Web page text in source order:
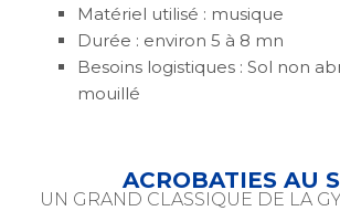
Matériel utilisé : musique
Durée : environ 5 à 8 mn
Besoins logistiques : Sol non
mouillé
ACROBATIES AU
UN GRAND CLASSIQUE DE LA